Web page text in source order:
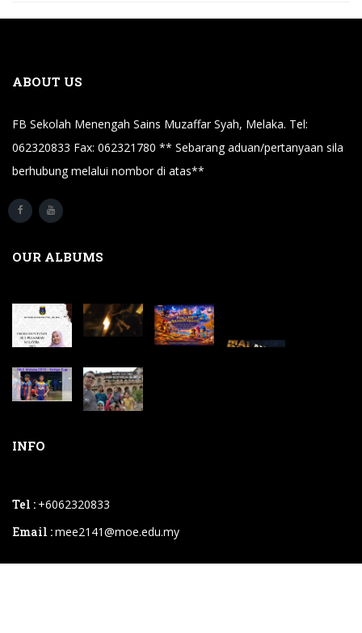
ABOUT US
FB Sekolah Menengah Sains Muzaffar Syah, Melaka. Tel:
062320833 Fax: 062321780 ** Sebarang aduan/pertanyaan sila
berhubung melalui nombor di atas**
OUR ALBUMS
INFO
Tel : +6062320833
Email :mee2141@moe.edu.my